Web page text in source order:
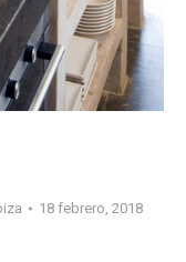
18 febrero, 2018